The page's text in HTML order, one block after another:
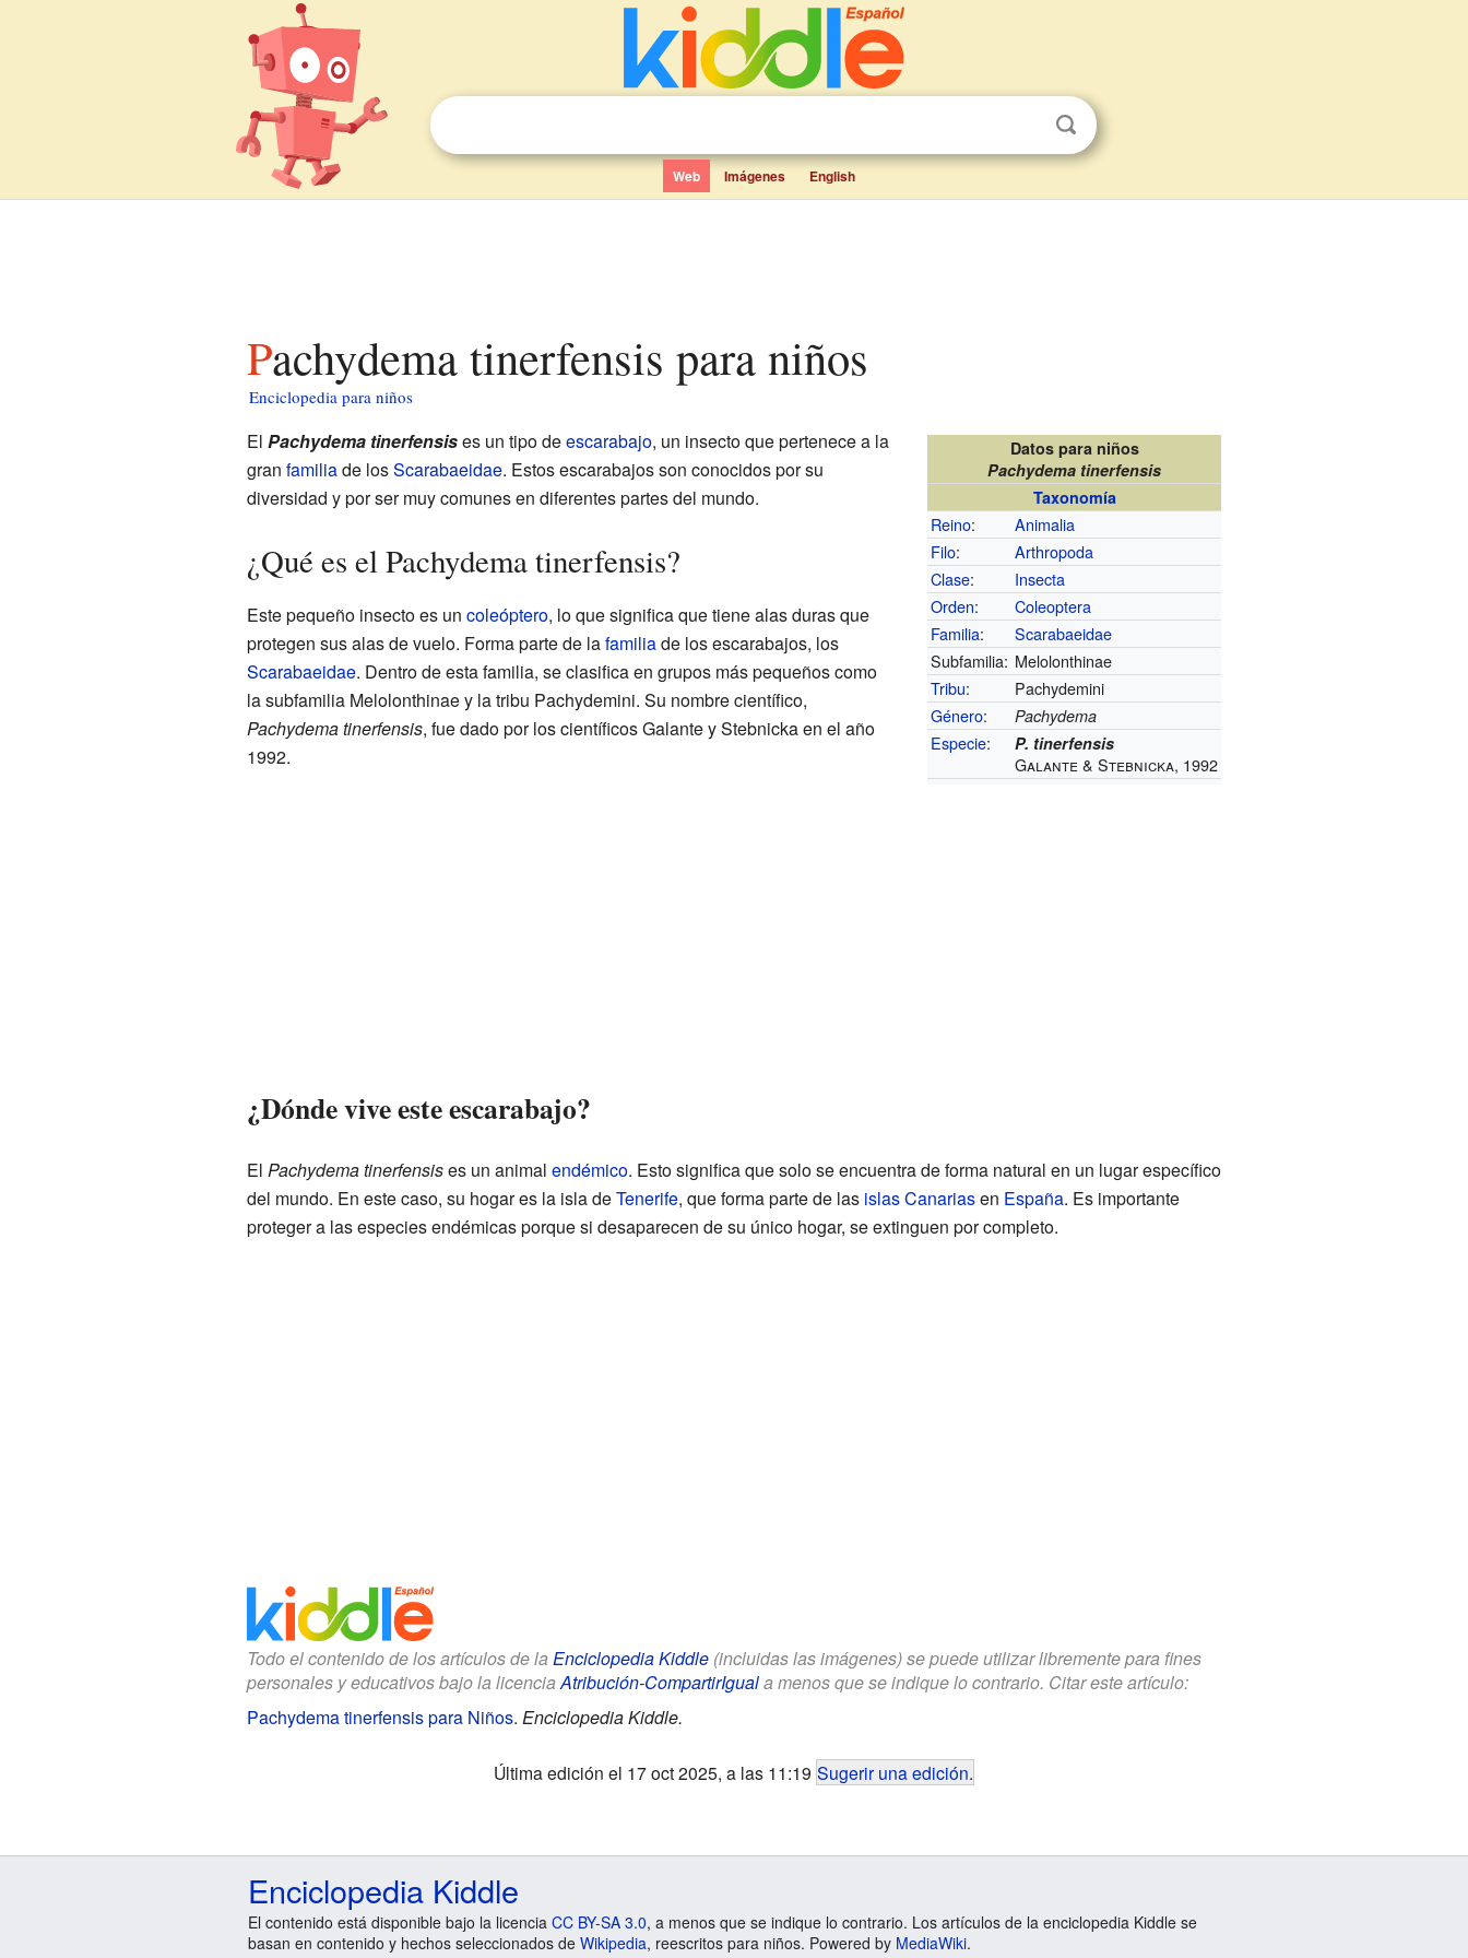
Web Imágenes English
Pachydema tinerfensis para niños
Enciclopedia para niños
Datos para niños
Pachydema tinerfensis
Taxonomía
Reino:
Animalia
Filo:
Arthropoda
Clase:
Insecta
Orden:
Coleoptera
Familia:
Scarabaeidae
Subfamilia: Melolonthinae
Tribu:
Pachydemini
Género: Pachydema
Especie: P. tinerfensis
Galante & Stebnicka, 1992
El Pachydema tinerfensises un tipo deescarabajo, un insecto que pertenece a la
gran familiade losScarabaeidae. Estos escarabajos son conocidos por su
diversidad y por ser muy comunes en diferentes partes del mundo.
¿Qué es el Pachydema tinerfensis?
Este pequeño insecto es un coleóptero, lo que significa que tiene alas duras que
protegen sus alas de vuelo. Forma parte de lafamiliade los escarabajos, los
Scarabaeidae. Dentro de esta familia, se clasifica en grupos más pequeños como
la subfamilia Melolonthinae y la tribu Pachydemini. Su nombre científico,
Pachydema tinerfensis, fue dado por los científicos Galante y Stebnicka en el año
1992.
¿Dónde vive este escarabajo?
El Pachydema tinerfensises un animal endémico. Esto significa que solo se encuentra de forma natural en un lugar específico
del mundo. En este caso, su hogar es la isla deTenerife, que forma parte de las islas Canariasen España. Es importante
proteger a las especies endémicas porque si desaparecen de su único hogar, se extinguen por completo.
Todo el contenido de los artículos de la Enciclopedia Kiddle(incluidas las imágenes) se puede utilizar libremente para fines
personales y educativos bajo la licenciaAtribución-CompartirIguala menos que se indique lo contrario. Citar este artículo:
Pachydema tinerfensis para Niños. Enciclopedia Kiddle.
Última edición el 17 oct 2025, a las 11:19 Sugerir una edición.
Enciclopedia Kiddle
El contenido está disponible bajo la licencia CC BY-SA 3.0, a menos que se indique lo contrario. Los artículos de la enciclopedia Kiddle se
basan en contenido y hechos seleccionados de Wikipedia, reescritos para niños. Powered by MediaWiki.